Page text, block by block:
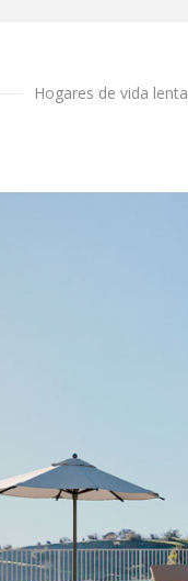
Hogares de vida lenta